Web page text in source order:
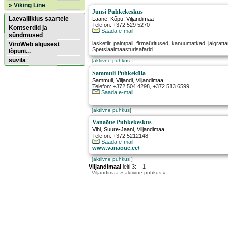
» Viking Line
Laevaliiklus saartele
Kontserdid ja
sündmused
ViroWeb algusest
lõpuni...
suvila
Junsi Puhkekeskus
Laane Kõpu , Viljandimaa
Telefon: +372 529 5270
Saada e-mail
lasketiir, paintpall, firmaüritused, kanuumatkad,
Spetsiaalmaasturisafarid.
[aktiivne puhkus ]
Sammuli Puhkeküla
Sammuli ,Viljandi , Viljandimaa
Telefon: +372 504 4298, +372 513 6599
Saada e-mail
[aktiivne puhkus]
Vanaõue Puhkekeskus
Vihi ,Suure-Jaani , Viljandimaa
Telefon: +372 5212148
Saada e-mail
www.vanaoue.ee/
[aktiivne puhkus ]
Viljandimaal leiti 3: 1
Viljandimaa » aktiivne puhkus »